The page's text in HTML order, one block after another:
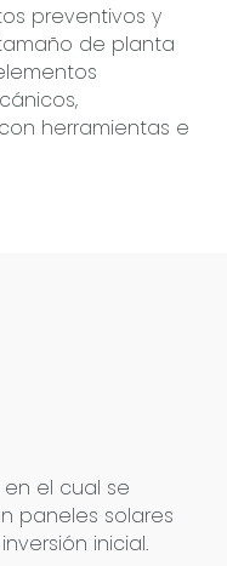
preventivos y
de planta
herramientas e
el cual se
paneles solares
inicial.